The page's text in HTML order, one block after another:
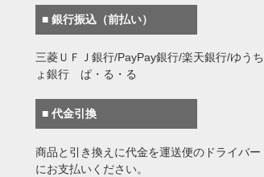
■ 銀行振込（前払い）
三菱ＵＦＪ銀行/PayPay銀行/楽天銀行/ゆうち
ょ銀行 ぱ・る・る
■ 代金引換
商品と引き換えに代金を運送便のドライバー
にお支払いください。